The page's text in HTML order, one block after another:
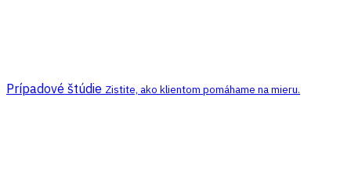
Prípadové štúdie Zistite, ako klientom pomáhame na mieru.